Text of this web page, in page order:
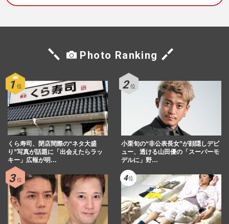
週刊女性2026年6月9日・16日号 2026/5/25
か、元SMAP中居正広が引退・廃業を決め
た『のんびりなかい』を“残…
【独自】次長課長・河本準一が元「大阪パ
フォーマンスドール」重元直美と極秘離婚
していた！ 過去には浮気…
週刊女性2026年4月28日・5月5日号
スピードワゴン小沢一敬が〈松本人志騒
動〉からコント大会で2年ぶりに活動再
開、悶々生活をフォローし続け…
週刊女性2026年4月21日号 2026/4/6
Photo Ranking
くら寿司、閉店間際の“ネタ大盛
り”写真が話題に「出会えたらラッ
キー」広報が明…
小栗旬の“非公表長女”が顔隠しデビ
ュー、透ける山田優の「スーパーモ
デルに」野…